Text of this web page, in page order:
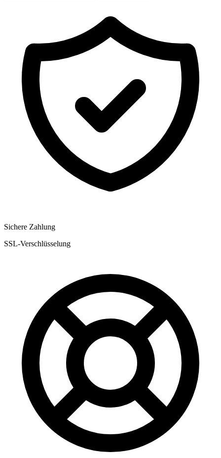
Sichere Zahlung
SSL-Verschlüsselung